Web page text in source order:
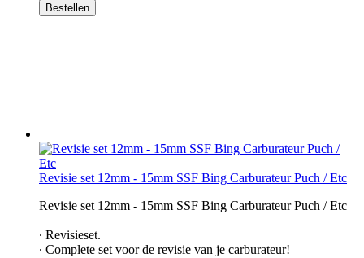
Bestellen
Revisie set 12mm - 15mm SSF Bing Carburateur Puch / Etc
Revisie set 12mm - 15mm SSF Bing Carburateur Puch / Etc
∙ Revisieset.
∙ Complete set voor de revisie van je carburateur!